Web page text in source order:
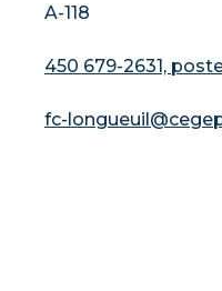
A-118
450 679-2631,
fc-